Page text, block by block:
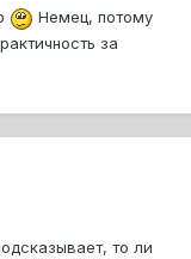
Немец, потому
за
то ли